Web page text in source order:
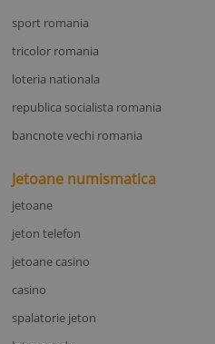
sport romania
tricolor romania
loteria nationala
republica socialista romania
bancnote vechi romania
Jetoane numismatica
jetoane
jeton telefon
jetoane casino
casino
spalatorie jeton